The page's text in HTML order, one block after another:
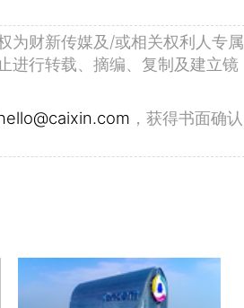
为财新传媒及/或相关权利人专属
进行转载、摘编、复制及建立镜
，获得书面确认